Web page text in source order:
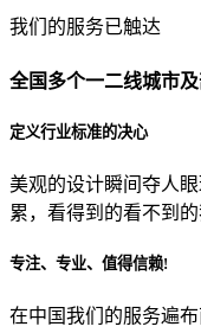
贵公司预算范围是？
贵公司的团队规模是？
目前主要的营销渠道
我们的服务已触达
全国多个一二线城市
定义行业标准的决心
美观的设计瞬间夺人
累，看得到的看不到的
专注、专业、值得信赖!
在中国我们的服务遍